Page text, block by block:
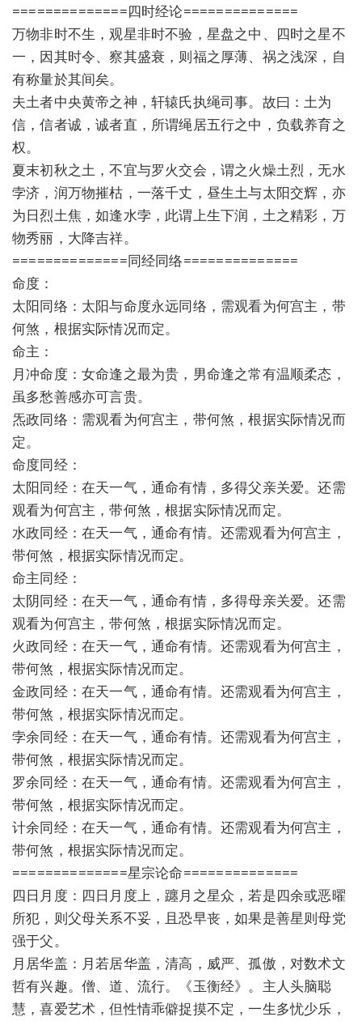
==============四时经论==============
万物非时不生，观星非时不验，星盘之中、四时之星不
一，因其时令、察其盛衰，则福之厚薄、祸之浅深，自
有称量於其间矣。
夫土者中央黄帝之神，轩辕氏执绳司事。故曰：土为
信，信者诚，诚者直，所谓绳居五行之中，负载养育之
权。
夏末初秋之土，不宜与罗火交会，谓之火燥土烈，无水
孛济，润万物摧枯，一落千丈，昼生土与太阳交辉，亦
为日烈土焦，如逢水孛，此谓上生下润，土之精彩，万
物秀丽，大降吉祥。
==============同经同络==============
命度：
太阳同络：太阳与命度永远同络，需观看为何宫主，带
何煞，根据实际情况而定。
命主：
月冲命度：女命逢之最为贵，男命逢之常有温顺柔态，
虽多愁善感亦可言贵。
炁政同络：需观看为何宫主，带何煞，根据实际情况而
定。
命度同经：
太阳同经：在天一气，通命有情，多得父亲关爱。还需
观看为何宫主，带何煞，根据实际情况而定。
水政同经：在天一气，通命有情。还需观看为何宫主，
带何煞，根据实际情况而定。
命主同经：
太阴同经：在天一气，通命有情，多得母亲关爱。还需
观看为何宫主，带何煞，根据实际情况而定。
火政同经：在天一气，通命有情。还需观看为何宫主，
带何煞，根据实际情况而定。
金政同经：在天一气，通命有情。还需观看为何宫主，
带何煞，根据实际情况而定。
孛余同经：在天一气，通命有情。还需观看为何宫主，
带何煞，根据实际情况而定。
罗余同经：在天一气，通命有情。还需观看为何宫主，
带何煞，根据实际情况而定。
计余同经：在天一气，通命有情。还需观看为何宫主，
带何煞，根据实际情况而定。
==============星宗论命==============
四日月度：四日月度上，躔月之星众，若是四余或恶曜
所犯，则父母关系不妥，且恐早丧，如果是善星则母党
强于父。
月居华盖：月若居华盖，清高，威严、孤傲，对数术文
哲有兴趣。僧、道、流行。《玉衡经》。主人头脑聪
慧，喜爱艺术，但性情乖僻捉摸不定，一生多忧少乐，